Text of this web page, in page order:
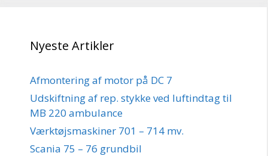
Nyeste Artikler
Afmontering af motor på DC 7
Udskiftning af rep. stykke ved luftindtag til
MB 220 ambulance
Værktøjsmaskiner 701 – 714 mv.
Scania 75 – 76 grundbil